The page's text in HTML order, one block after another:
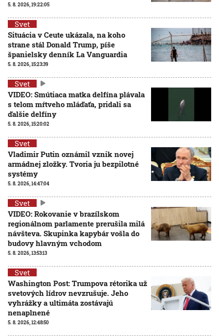
5. 8. 2026, 19:22:05
Svet
Situácia v Ceute ukázala, na koho
strane stál Donald Trump, píše
španielsky denník La Vanguardia
5. 8. 2026, 15:23:39
Svet
VIDEO: Smútiaca matka delfína plávala
s telom mŕtveho mláďaťa, pridali sa
ďalšie delfíny
5. 8. 2026, 15:20:02
Svet
Vladimir Putin oznámil vznik novej
armádnej zložky. Tvoria ju bezpilotné
systémy
5. 8. 2026, 14:47:04
Svet
VIDEO: Rokovanie v brazílskom
regionálnom parlamente prerušila milá
návšteva. Skupinka kapybár vošla do
budovy hlavným vchodom
5. 8. 2026, 13:53:13
Svet
Washington Post: Trumpova rétorika už
svetových lídrov nevzrušuje. Jeho
vyhrážky a ultimáta zostávajú
nenaplnené
5. 8. 2026, 12:48:50